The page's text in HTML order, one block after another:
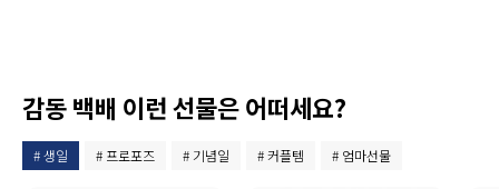
감동 백배 이런 선물은 어떠세요?
# 생일 # 프로포즈 # 기념일 # 커플템 # 엄마선물